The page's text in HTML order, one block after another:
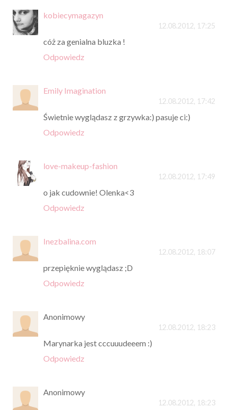
kobiecymagazyn
12.08.2012, 17:25
cóż za genialna bluzka !
Odpowiedz
Emily Imagination
12.08.2012, 17:42
Świetnie wyglądasz z grzywka:) pasuje ci:)
Odpowiedz
love-makeup-fashion
12.08.2012, 17:49
o jak cudownie! Olenka<3
Odpowiedz
Inezbalina.com
12.08.2012, 18:07
przepięknie wyglądasz ;D
Odpowiedz
Anonimowy
12.08.2012, 18:23
Marynarka jest cccuuudeeem :)
Odpowiedz
Anonimowy
12.08.2012, 18:23